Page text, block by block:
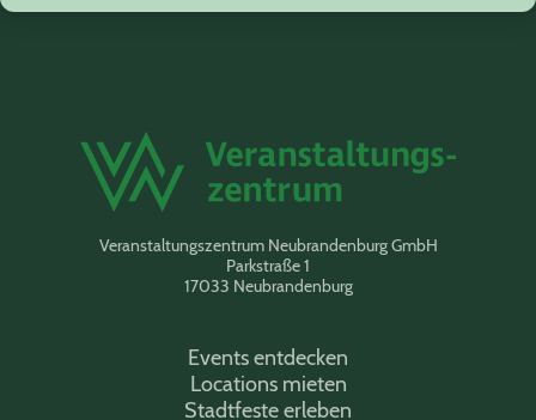
Veranstaltungszentrum Neubrandenburg GmbH
Parkstraße 1
17033 Neubrandenburg
Events entdecken
Locations mieten
Stadtfeste erleben